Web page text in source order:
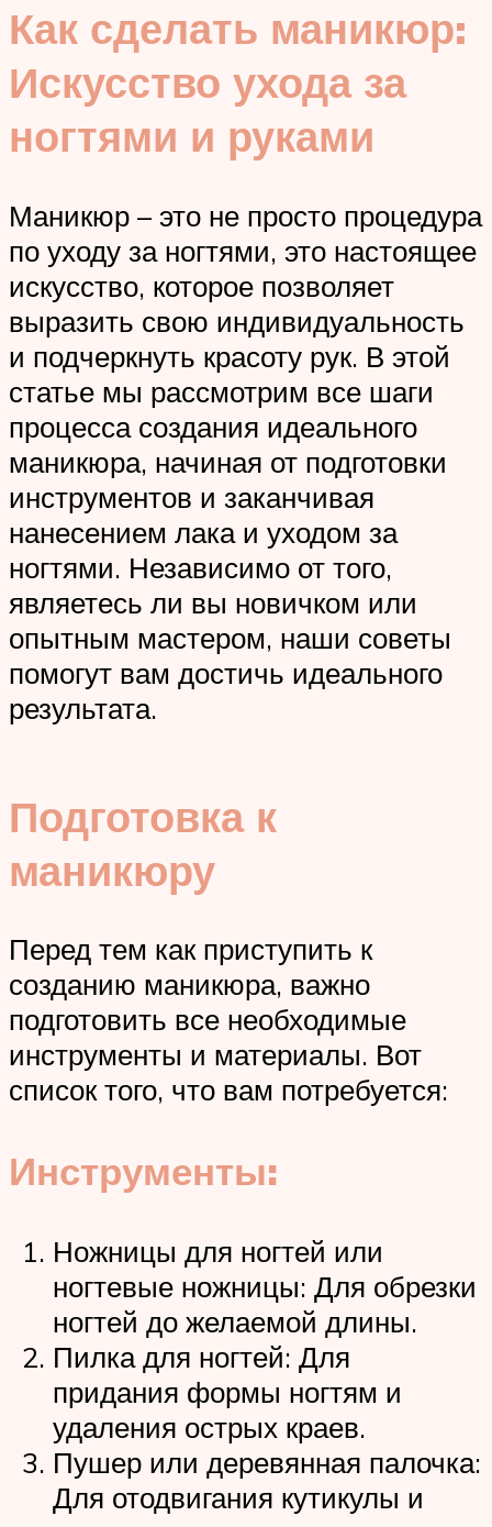
Как сделать маникюр:
Искусство ухода за
ногтями и руками
Маникюр – это не просто процедура
по уходу за ногтями, это настоящее
искусство, которое позволяет
выразить свою индивидуальность
и подчеркнуть красоту рук. В этой
статье мы рассмотрим все шаги
процесса создания идеального
маникюра, начиная от подготовки
инструментов и заканчивая
нанесением лака и уходом за
ногтями. Независимо от того,
являетесь ли вы новичком или
опытным мастером, наши советы
помогут вам достичь идеального
результата.
Подготовка к
маникюру
Перед тем как приступить к
созданию маникюра, важно
подготовить все необходимые
инструменты и материалы. Вот
список того, что вам потребуется:
Инструменты:
Ножницы для ногтей или
ногтевые ножницы: Для обрезки
ногтей до желаемой длины.
Пилка для ногтей: Для
придания формы ногтям и
удаления острых краев.
Пушер или деревянная палочка:
Для отодвигания кутикулы и